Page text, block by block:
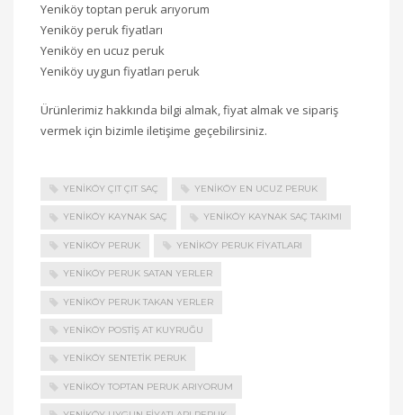
Yeniköy toptan peruk arıyorum
Yeniköy peruk fiyatları
Yeniköy en ucuz peruk
Yeniköy uygun fiyatları peruk
Ürünlerimiz hakkında bilgi almak, fiyat almak ve sipariş
vermek için bizimle iletişime geçebilirsiniz.
YENIKÖY ÇIT ÇIT SAÇ YENIKÖY EN UCUZ PERUK
YENIKÖY KAYNAK SAÇ YENIKÖY KAYNAK SAÇ TAKIMI
YENIKÖY PERUK YENIKÖY PERUK FIYATLARI
YENIKÖY PERUK SATAN YERLER
YENIKÖY PERUK TAKAN YERLER
YENIKÖY POSTIŞ AT KUYRUĞU
YENIKÖY SENTETIK PERUK
YENIKÖY TOPTAN PERUK ARIYORUM